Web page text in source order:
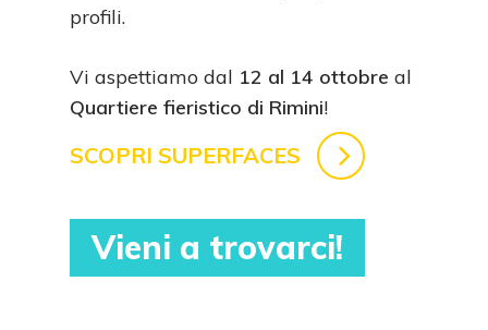
profili.
Vi aspettiamo dal 12 al 14 ottobre al
Quartiere fieristico di Rimini!
SCOPRI SUPERFACES
Vieni a trovarci!